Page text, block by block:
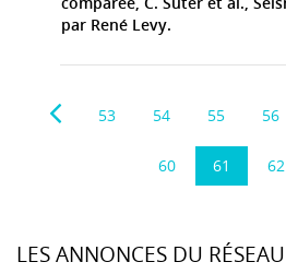
par René Levy.
53 54 55 56
60 61 62
LES ANNONCES DU RÉSEAU